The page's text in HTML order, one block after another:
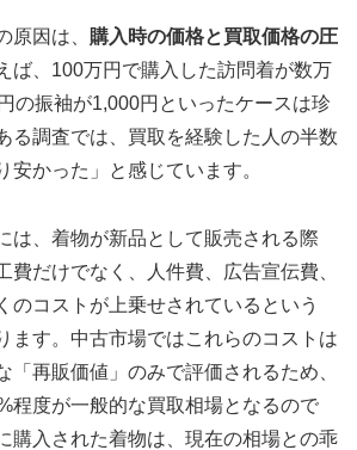
原因は、 購入時の価格と買取価格の圧
ば、100万円で購入した訪問着が数万
の振袖が1,000円といったケースは珍
る調査では、買取を経験した人の半数
安かった」と感じています。
は、着物が新品として販売される際
費だけでなく、人件費、広告宣伝費、
のコストが上乗せされているという
ます。中古市場ではこれらのコストは
「再販価値」のみで評価されるため、
程度が一般的な買取相場となるので
購入された着物は、現在の相場との乖